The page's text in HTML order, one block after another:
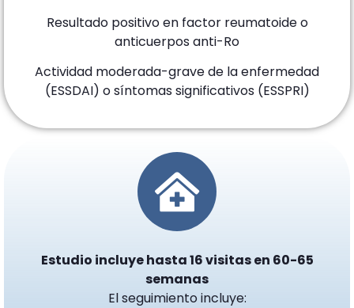
Resultado positivo en factor reumatoide o
anticuerpos anti-Ro
Actividad moderada-grave de la enfermedad
(ESSDAI) o síntomas significativos (ESSPRI)
Estudio incluye hasta 16 visitas en 60-65
semanas
El seguimiento incluye: